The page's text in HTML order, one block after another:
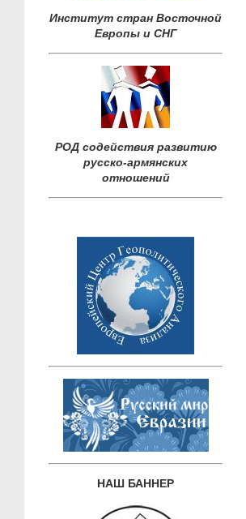
Институт стран Восточной
Европы и СНГ
РОД содействия развитию
русско-армянских
отношений
НАШ БАННЕР